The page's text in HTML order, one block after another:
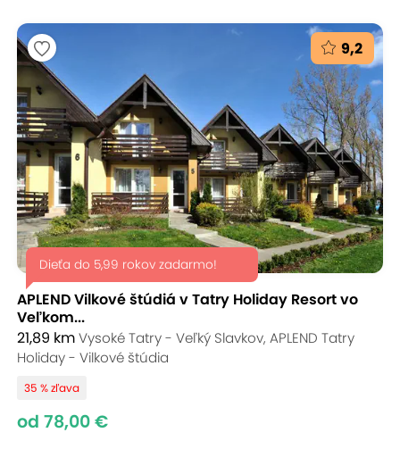
9,2
Dieťa do 5,99 rokov zadarmo!
APLEND Vilkové štúdiá v Tatry Holiday Resort vo
Veľkom...
21,89 kmVysoké Tatry - Veľký Slavkov, APLEND Tatry
Holiday - Vilkové štúdia
35 % zľava
od 78,00 €